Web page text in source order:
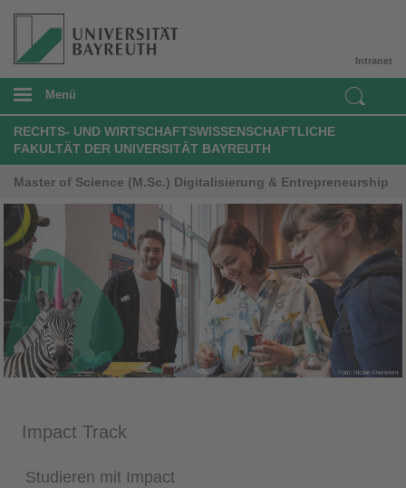
Intranet
Menü
RECHTS- UND WIRTSCHAFTSWISSENSCHAFTLICHE
FAKULTÄT DER UNIVERSITÄT BAYREUTH
Master of Science (M.Sc.) Digitalisierung & Entrepreneurship
Impact Track
Studieren mit Impact